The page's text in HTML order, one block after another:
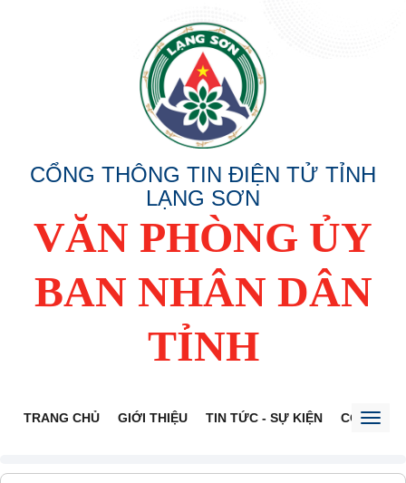
CỔNG THÔNG TIN ĐIỆN TỬ TỈNH
LẠNG SƠN
VĂN PHÒNG ỦY
BAN NHÂN DÂN
TỈNH
TRANG CHỦ GIỚI THIỆU TIN TỨC - SỰ KIỆN CỔNG